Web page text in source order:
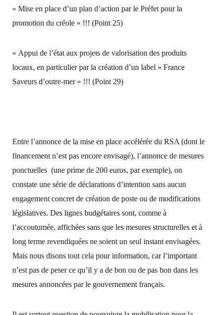
« Mise en place d’un plan d’action par le Préfet pour la
promotion du créole » !!! (Point 25)
« Appui de l’état aux projets de valorisation des produits
locaux, en particulier par la création d’un label « France
Saveurs d’outre-mer » !!! (Point 29)
Entre l’annonce de la mise en place accélérée du RSA (dont le
financement n’est pas encore envisagé), l’annonce de mesures
ponctuelles (une prime de 200 euros, par exemple), on
constate une série de déclarations d’intention sans aucun
engagement concret de création de poste ou de modifications
législatives. Des lignes budgétaires sont, comme à
l’accoutumée, affichées sans que les mesures structurelles et à
long terme revendiquées ne soient un seul instant envisagées.
Mais nous disons tout cela pour information, car l’important
n’est pas de peser ce qu’il y a de bon ou de pas bon dans les
mesures annoncées par le gouvernement français.